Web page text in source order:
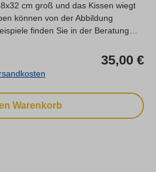
cm groß und das Kissen wiegt
können von der Abbildung
35,00 €
Warenkorb